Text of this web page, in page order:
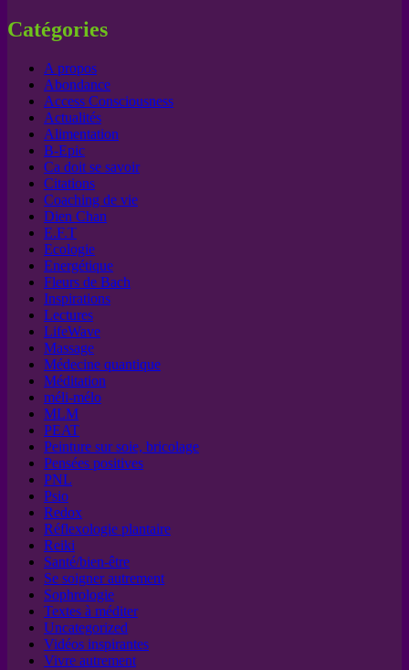
Catégories
A propos
Abondance
Access Consciousness
Actualités
Alimentation
B-Epic
Ca doit se savoir
Citations
Coaching de vie
Dien Chan
E.F.T
Ecologie
Energétique
Fleurs de Bach
Inspirations
Lectures
LifeWave
Massage
Médecine quantique
Méditation
méli-mélo
MLM
PEAT
Peinture sur soie, bricolage
Pensées positives
PNL
Psio
Redox
Réflexologie plantaire
Reiki
Santé/bien-être
Se soigner autrement
Sophrologie
Textes à méditer
Uncategorized
Vidéos inspirantes
Vivre autrement